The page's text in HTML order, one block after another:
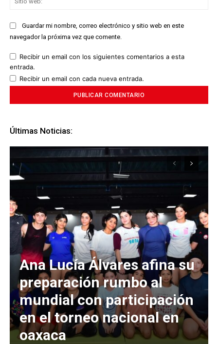
Guardar mi nombre, correo electrónico y sitio web en este
navegador la próxima vez que comente.
Recibir un email con los siguientes comentarios a esta
entrada.
Recibir un email con cada nueva entrada.
Últimas Noticias:
Ana Lucía Álvares afina su
preparación rumbo al
mundial con participación
en el torneo nacional en
oaxaca